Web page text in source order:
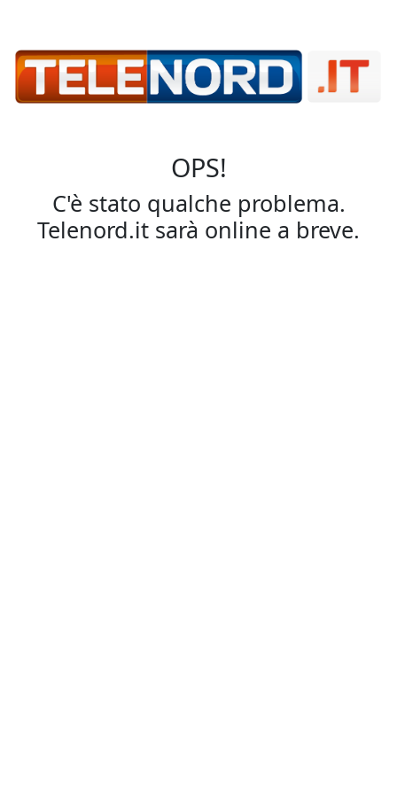
OPS!
C'è stato qualche problema.
Telenord.it sarà online a breve.